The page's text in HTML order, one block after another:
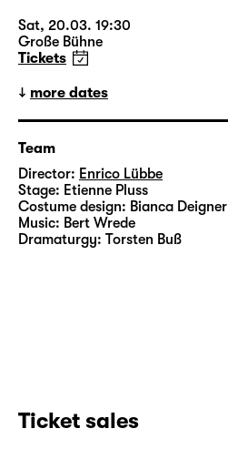
Sat, 20.03. 19:30
Große Bühne
Tickets
more dates
Team
Director: Enrico Lübbe
Stage: Etienne Pluss
Costume design: Bianca Deigner
Music: Bert Wrede
Dramaturgy: Torsten Buß
Ticket sales